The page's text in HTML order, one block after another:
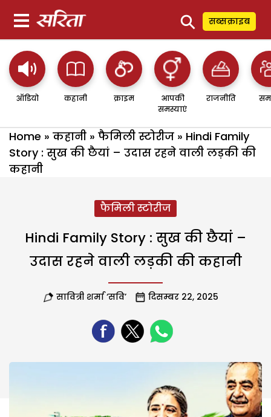
⚲ सब्सक्राइब
ऑडियो कहानी क्राइम
आपकी
समस्याएं
राजनीति
Home » कहानी » फैमिली स्टोरीज » Hindi Family
Story : सुख की छैयां – उदास रहने वाली लड़की की
कहानी
फैमिली स्टोरीज
Hindi Family Story : सुख की छैयां –
उदास रहने वाली लड़की की कहानी
सावित्री शर्मा ‘सवि’ दिसम्बर 22, 2025